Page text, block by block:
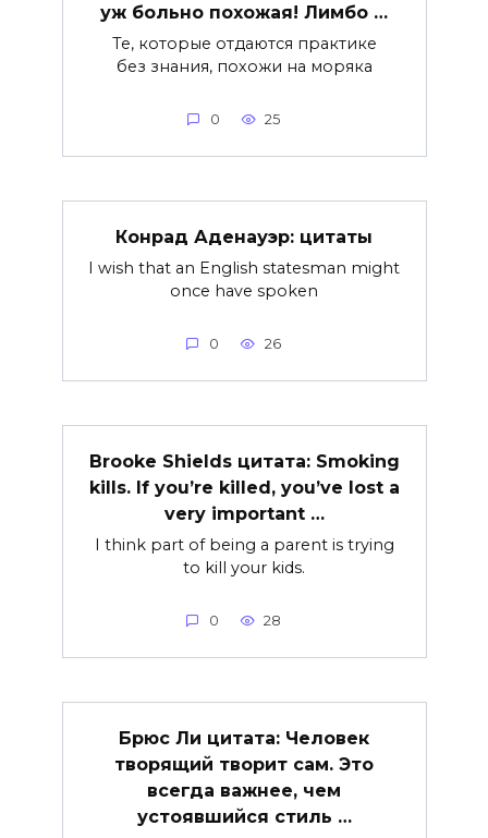
уж больно похожая! Лимбо …
Те, которые отдаются практике
без знания, похожи на моряка
0 25
Конрад Аденауэр: цитаты
I wish that an English statesman might
once have spoken
0 26
Brooke Shields цитата: Smoking
kills. If you’re killed, you’ve lost a
very important …
I think part of being a parent is trying
to kill your kids.
0 28
Брюс Ли цитата: Человек
творящий творит сам. Это
всегда важнее, чем
устоявшийся стиль …